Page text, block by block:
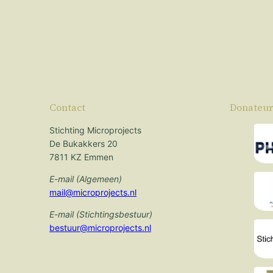
Contact
Stichting Microprojects
De Bukakkers 20
7811 KZ Emmen
E-mail (Algemeen)
mail@microprojects.nl
E-mail (Stichtingsbestuur)
bestuur@microprojects.nl